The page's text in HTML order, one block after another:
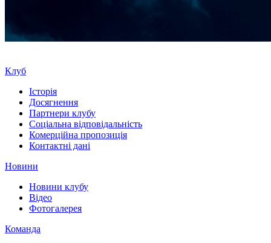
Клуб
Історія
Досягнення
Партнери клубу
Соціальна відповідальність
Комерційна пропозиція
Контактні дані
Новини
Новини клубу
Відео
Фотогалерея
Команда